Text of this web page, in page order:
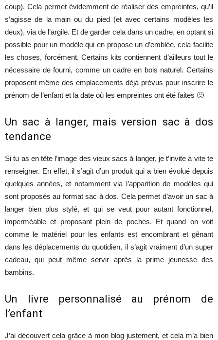
coup). Cela permet évidemment de réaliser des empreintes, qu’il
s’agisse de la main ou du pied (et avec certains modèles les
deux), via de l’argile. Et de garder cela dans un cadre, en optant si
possible pour un modèle qui en propose un d’emblée, cela facilite
les choses, forcément. Certains kits contiennent d’ailleurs tout le
nécessaire de fourni, comme un cadre en bois naturel. Certains
proposent même des emplacements déjà prévus pour inscrire le
prénom de l’enfant et la date où les empreintes ont été faites 🙂
Un sac à langer, mais version sac à dos
tendance
Si tu as en tête l’image des vieux sacs à langer, je t’invite à vite te
renseigner. En effet, il s’agit d’un produit qui a bien évolué depuis
quelques années, et notamment via l’apparition de modèles qui
sont proposés au format sac à dos. Cela permet d’avoir un sac à
langer bien plus stylé, et qui se veut pour autant fonctionnel,
imperméable et proposant plein de poches. Et quand on voit
comme le matériel pour les enfants est encombrant et gênant
dans les déplacements du quotidien, il s’agit vraiment d’un super
cadeau, qui peut même servir après la prime jeunesse des
bambins.
Un livre personnalisé au prénom de
l’enfant
J’ai découvert cela grâce à mon blog justement, et cela m’a bien